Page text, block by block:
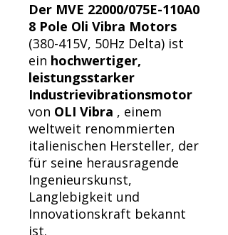
Der MVE 22000/075E-110A0
8 Pole Oli Vibra Motors
(380-415V, 50Hz Delta) ist
ein hochwertiger,
leistungsstarker
Industrievibrationsmotor
von OLI Vibra , einem
weltweit renommierten
italienischen Hersteller, der
für seine herausragende
Ingenieurskunst,
Langlebigkeit und
Innovationskraft bekannt
ist.